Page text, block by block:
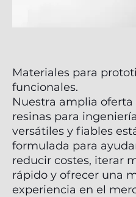
Materiales para
funcionales.
Nuestra amplia oferta
resinas para ingeniería
versátiles y fiables
formulada para
reducir costes, iterar
rápido y ofrecer una
experiencia en el